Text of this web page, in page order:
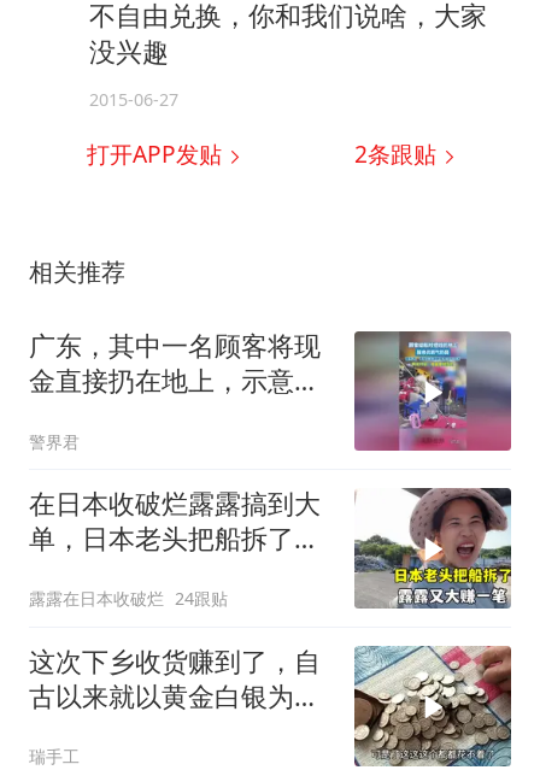
不自由兑换，你和我们说啥，大家
没兴趣
2015-06-27
打开APP发贴 2条跟贴
相关推荐
广东，其中一名顾客将现
金直接扔在地上，示意服
起后霸气回应
警界君
在日本收破烂露露搞到大
单，日本老头把船拆了送
露露在日本收破烂 24跟贴
这次下乡收货赚到了，自
古以来就以黄金白银为富
瑞手工